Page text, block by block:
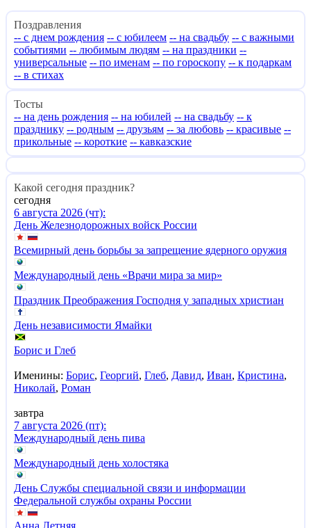
Поздравления
-- с днем рождения -- с юбилеем -- на свадьбу -- с важными
событиями -- любимым людям -- на праздники --
универсальные -- по именам -- по гороскопу -- к подаркам
-- в стихах
Тосты
-- на день рождения -- на юбилей -- на свадьбу -- к
празднику -- родным -- друзьям -- за любовь -- красивые --
прикольные -- короткие -- кавказские
Какой сегодня праздник?
сегодня
6 августа 2026 (чт):
День Железнодорожных войск России
Всемирный день борьбы за запрещение ядерного оружия
Международный день «Врачи мира за мир»
Праздник Преображения Господня у западных христиан
День независимости Ямайки
Борис и Глеб
Именины: Борис, Георгий, Глеб, Давид, Иван, Кристина,
Николай, Роман
завтра
7 августа 2026 (пт):
Международный день пива
Международный день холостяка
День Службы специальной связи и информации
Федеральной службы охраны России